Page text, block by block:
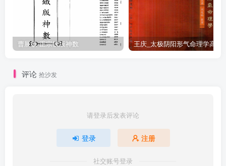
曹展硕-正宗铁版神数
评论 抢沙发
请登录后发表评论
登录 注册
社交账号登录